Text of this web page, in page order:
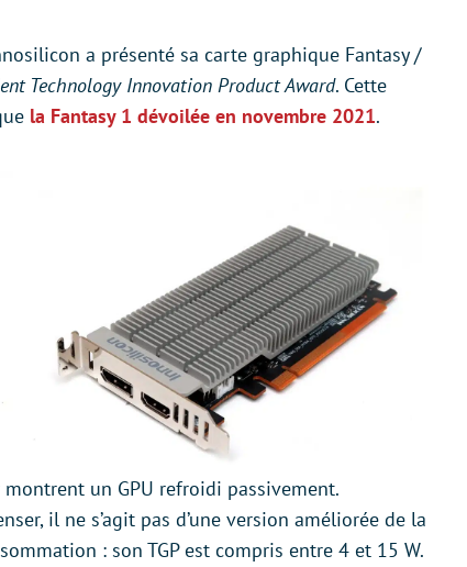
a présenté sa carte graphique Fantasy /
Technology Innovation Product Award. Cette
la Fantasy 1 dévoilée en novembre 2021.
un GPU refroidi passivement.
il ne s’agit pas d’une version améliorée de la
: son TGP est compris entre 4 et 15 W.